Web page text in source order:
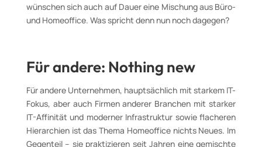
wünschen sich auch auf Dauer eine Mischung aus Büro-
und Homeoffice. Was spricht denn nun noch dagegen?
Für andere: Nothing new
Für andere Unternehmen, hauptsächlich mit starkem IT-
Fokus, aber auch Firmen anderer Branchen mit starker
IT-Affinität und moderner Infrastruktur sowie flacheren
Hierarchien ist das Thema Homeoffice nichts Neues. Im
Gegenteil – sie praktizieren seit Jahren eine gemischte